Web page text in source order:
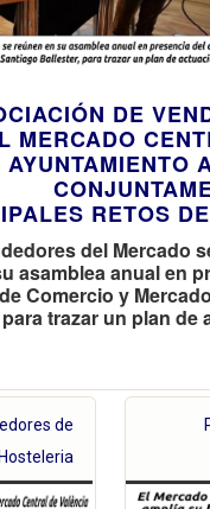
DE
MERCADO
AYUNTAMIENTO
RETOS
del Mercado
asamblea anual en
Comercio y
trazar un plan de
de
Hosteleria